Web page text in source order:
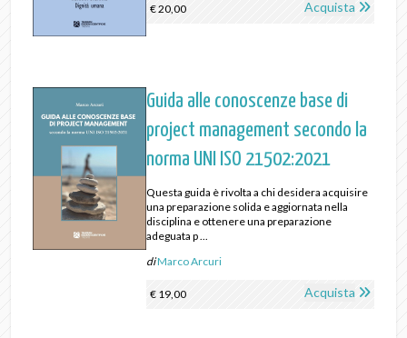
€ 20,00 Acquista
Guida alle conoscenze base di
project management secondo la
norma UNI ISO 21502:2021
Questa guida è rivolta a chi desidera acquisire
una preparazione solida e aggiornata nella
disciplina e ottenere una preparazione
adeguata p ...
diMarco Arcuri
€ 19,00 Acquista